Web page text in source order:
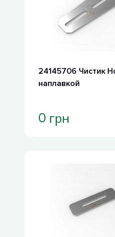
24145706 Чистик
наплавкой
0 грн